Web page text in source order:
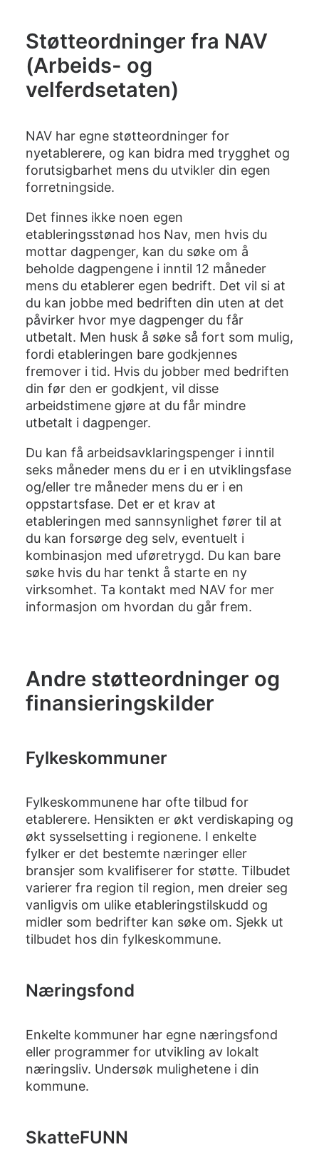
Støtteordninger fra NAV
(Arbeids- og
velferdsetaten)
NAV har egne støtteordninger for
nyetablerere, og kan bidra med trygghet og
forutsigbarhet mens du utvikler din egen
forretningside.
Det finnes ikke noen egen
etableringsstønad hos Nav, men hvis du
mottar dagpenger, kan du søke om å
beholde dagpengene i inntil 12 måneder
mens du etablerer egen bedrift. Det vil si at
du kan jobbe med bedriften din uten at det
påvirker hvor mye dagpenger du får
utbetalt. Men husk å søke så fort som mulig,
fordi etableringen bare godkjennes
fremover i tid. Hvis du jobber med bedriften
din før den er godkjent, vil disse
arbeidstimene gjøre at du får mindre
utbetalt i dagpenger.
Du kan få arbeidsavklaringspenger i inntil
seks måneder mens du er i en utviklingsfase
og/eller tre måneder mens du er i en
oppstartsfase. Det er et krav at
etableringen med sannsynlighet fører til at
du kan forsørge deg selv, eventuelt i
kombinasjon med uføretrygd. Du kan bare
søke hvis du har tenkt å starte en ny
virksomhet. Ta kontakt med NAV for mer
informasjon om hvordan du går frem.
Andre støtteordninger og
finansieringskilder
Fylkeskommuner
Fylkeskommunene har ofte tilbud for
etablerere. Hensikten er økt verdiskaping og
økt sysselsetting i regionene. I enkelte
fylker er det bestemte næringer eller
bransjer som kvalifiserer for støtte. Tilbudet
varierer fra region til region, men dreier seg
vanligvis om ulike etableringstilskudd og
midler som bedrifter kan søke om. Sjekk ut
tilbudet hos din fylkeskommune.
Næringsfond
Enkelte kommuner har egne næringsfond
eller programmer for utvikling av lokalt
næringsliv. Undersøk mulighetene i din
kommune.
SkatteFUNN